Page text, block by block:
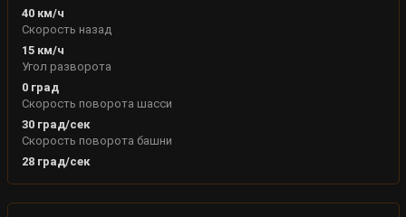
40км/ч
Скорость назад
15км/ч
Угол разворота
0град
Скорость поворота шасси
30град/сек
Скорость поворота башни
28град/сек